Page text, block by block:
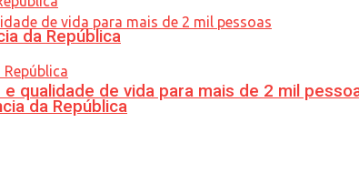
qualidade de vida para mais de 2 mil
da República
da República